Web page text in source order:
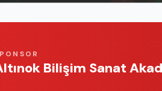
Bilişim Sanat